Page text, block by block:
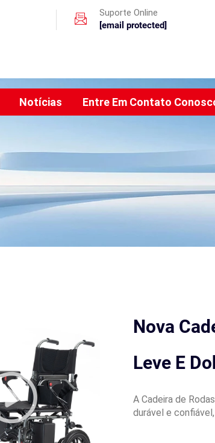
Suporte Online
[email protected]
Notícias Entre Em Contato
Nova
Leve E
A Cadeira de
durável e